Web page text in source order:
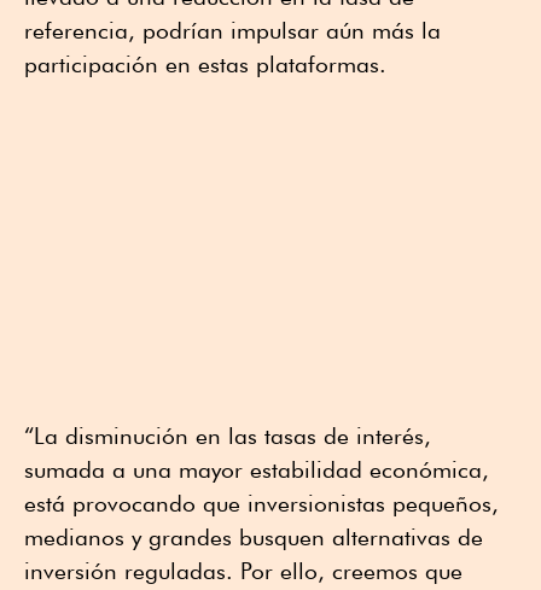
referencia, podrían impulsar aún más la
participación en estas plataformas.
“La disminución en las tasas de interés,
sumada a una mayor estabilidad económica,
está provocando que inversionistas pequeños,
medianos y grandes busquen alternativas de
inversión reguladas. Por ello, creemos que